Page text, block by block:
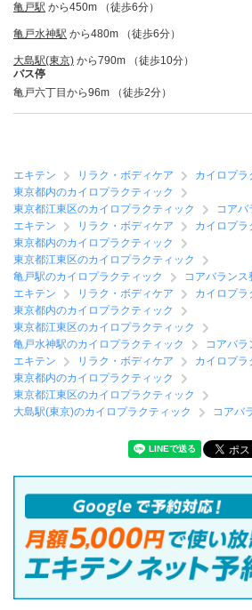
亀戸駅 から450m （徒歩6分）
亀戸水神駅 から480m （徒歩6分）
大島駅(東京) から790m （徒歩10分）
バス停
亀戸六丁目から96m （徒歩2分）
エキテン リラク・ボディケア
カイロプラ
東京都内のカイロプラクティック
東京都江東区のカイロプラクティック
コアバ
エキテン
リラク・ボディケア
カイロプラ
東京都内のカイロプラクティック
東京都江東区のカイロプラクティック
亀戸駅のカイロプラクティック
コアバランス
エキテン
リラク・ボディケア
カイロプラ
東京都内のカイロプラクティック
東京都江東区のカイロプラクティック
亀戸水神駅のカイロプラクティック
コアバラ
エキテン
リラク・ボディケア
カイロプラ
東京都内のカイロプラクティック
東京都江東区のカイロプラクティック
大島駅(東京)のカイロプラクティック
コアバ